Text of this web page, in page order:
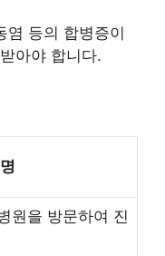
염 등의 합병증이
아야 합니다.
원을 방문하여 진